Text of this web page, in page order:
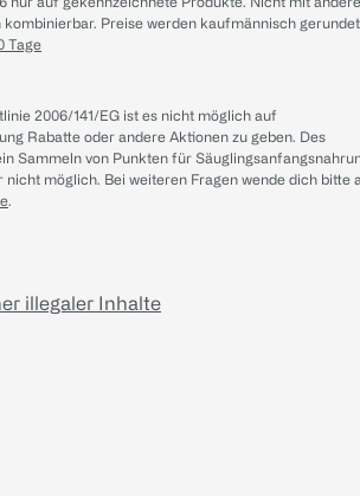
kombinierbar. Preise werden kaufmännisch
Tage
2006/141/EG ist es nicht möglich auf
Rabatte oder andere Aktionen zu geben. Des
Sammeln von Punkten für
nicht möglich. Bei weiteren Fragen wende dich bitte
.
illegaler Inhalte